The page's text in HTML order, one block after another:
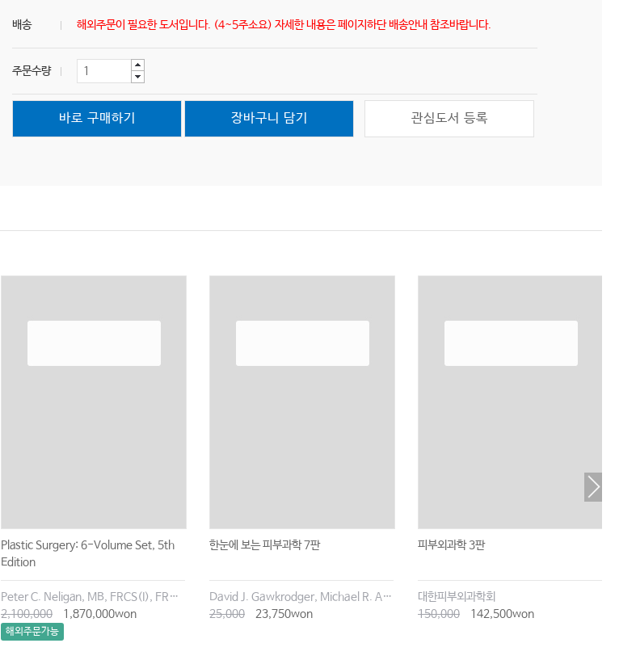
배송 해외주문이 필요한 도서입니다. (4~5주소요) 자세한 내용은 페이지하단 배송안내 참조바랍니다.
주문수량
바로 구매하기 장바구니 담기 관심도서 등록
Plastic Surgery: 6-Volume Set, 5th
Edition
Peter C. Neligan, MB, FRCS(I), FRCSC, FACS
2,100,000
1,870,000won
해외주문가능
한눈에 보는 피부과학 7판
David J. Gawkrodger, Michael R. Ardern-Jones
25,000
23,750won
피부외과학 3판
대한피부외과학회
150,000
142,500won